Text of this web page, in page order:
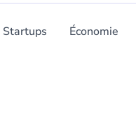
Startups Économie